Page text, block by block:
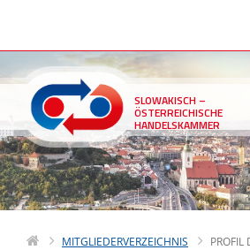
SLOWAKISCH –
ÖSTERREICHISCHE
HANDELSKAMMER
MITGLIEDERVERZEICHNIS PROFIL